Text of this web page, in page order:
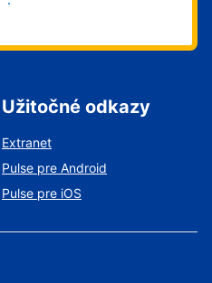
Užitočné odkazy
Extranet
Pulse pre Android
Pulse pre iOS